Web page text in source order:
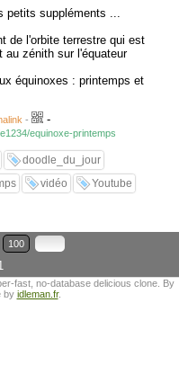
petits suppléments ...
de l'orbite terrestre qui est
zénith sur l'équateur
équinoxes : printemps et
- -
equinoxe-printemps
doodle_du_jour
vidéo
Youtube
100
fast, no-database delicious clone. By
by idleman.fr.